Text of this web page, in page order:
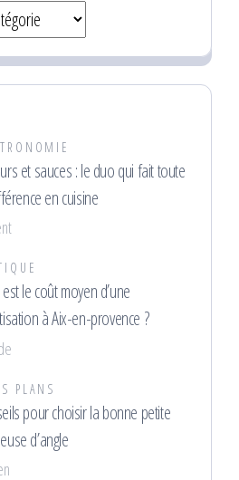
et sauces : le duo qui fait toute
en cuisine
le coût moyen d’une
à Aix-en-provence ?
PLANS
pour choisir la bonne petite
d’angle